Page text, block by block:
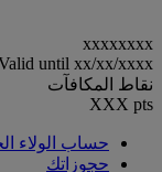
xxxxxxxx
until xx/xx/xxxx
نقاط المكافآت
XXX pts
حساب الولاء
حجوزاتك